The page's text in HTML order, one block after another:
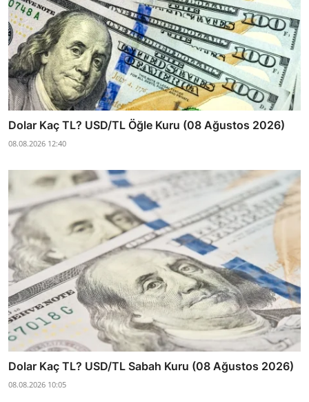
Dolar Kaç TL? USD/TL Öğle Kuru (08 Ağustos 2026)
08.08.2026 12:40
Dolar Kaç TL? USD/TL Sabah Kuru (08 Ağustos 2026)
08.08.2026 10:05